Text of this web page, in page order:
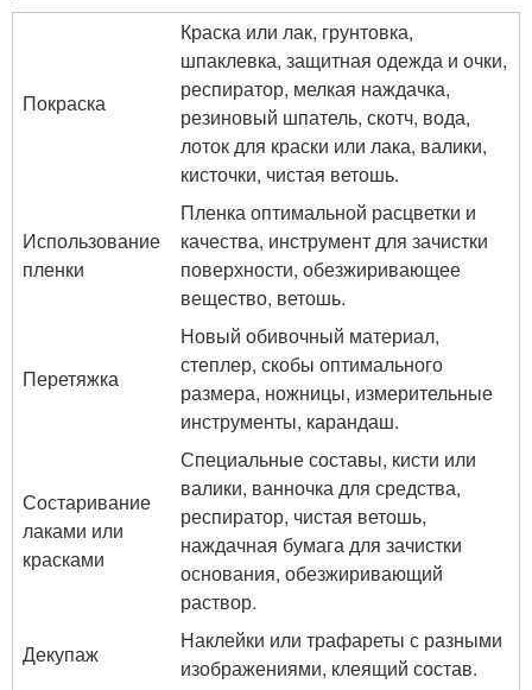
Покраска
Краска или лак, грунтовка,
шпаклевка, защитная одежда и очки,
респиратор, мелкая наждачка,
резиновый шпатель, скотч, вода,
лоток для краски или лака, валики,
кисточки, чистая ветошь.
Использование
пленки
Пленка оптимальной расцветки и
качества, инструмент для зачистки
поверхности, обезжиривающее
вещество, ветошь.
Перетяжка
Новый обивочный материал,
степлер, скобы оптимального
размера, ножницы, измерительные
инструменты, карандаш.
Состаривание
лаками или
красками
Специальные составы, кисти или
валики, ванночка для средства,
респиратор, чистая ветошь,
наждачная бумага для зачистки
основания, обезжиривающий
раствор.
Декупаж
Наклейки или трафареты с разными
изображениями, клеящий состав.